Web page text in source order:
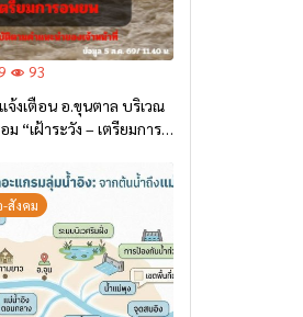
93
จ้งเตือน อ.ขุนตาล บริเวณ
“เฝ้าระวัง – เตรียมการ
-สังคม